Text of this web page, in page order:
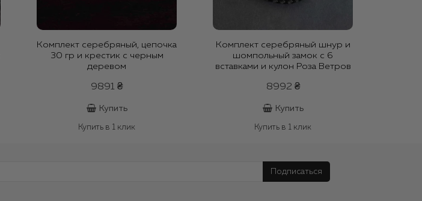
Комплект серебряный, цепочка
30 гр и крестик с черным
деревом
9891 ₴
Купить
Купить в 1 клик
Комплект серебряный шнур и
шомпольный замок с 6
вставками и кулон Роза Ветров
8992 ₴
Купить
Купить в 1 клик
Подписаться